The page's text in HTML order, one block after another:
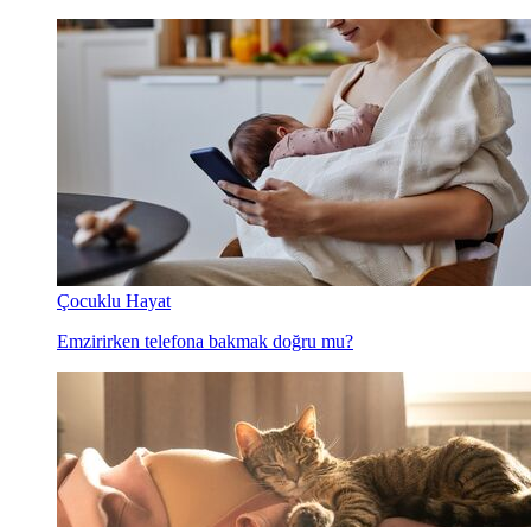
Çocuklu Hayat
Emzirirken telefona bakmak doğru mu?